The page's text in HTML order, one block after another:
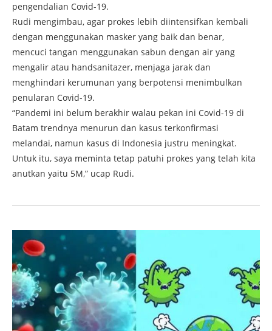
pengendalian Covid-19.
Rudi mengimbau, agar prokes lebih diintensifkan kembali
dengan menggunakan masker yang baik dan benar,
mencuci tangan menggunakan sabun dengan air yang
mengalir atau handsanitazer, menjaga jarak dan
menghindari kerumunan yang berpotensi menimbulkan
penularan Covid-19.
“Pandemi ini belum berakhir walau pekan ini Covid-19 di
Batam trendnya menurun dan kasus terkonfirmasi
melandai, namun kasus di Indonesia justru meningkat.
Untuk itu, saya meminta tetap patuhi prokes yang telah kita
anutkan yaitu 5M,” ucap Rudi.